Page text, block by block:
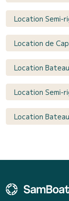
Location Semi-
Location de
Location
Location Semi-
Location